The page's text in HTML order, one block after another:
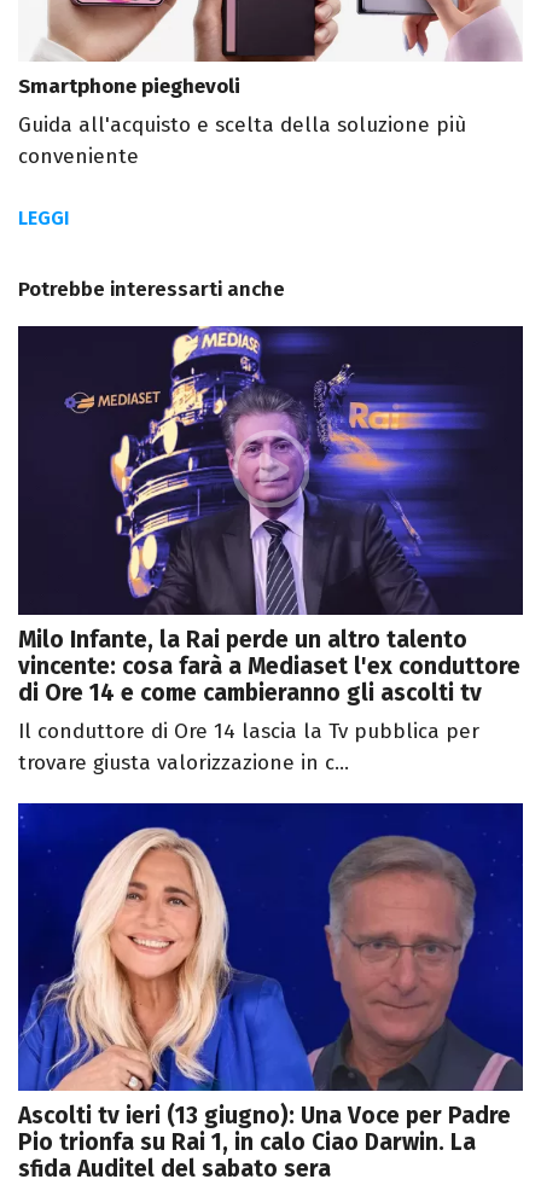
Smartphone pieghevoli
Guida all'acquisto e scelta della soluzione più
conveniente
LEGGI
Potrebbe interessarti anche
Milo Infante, la Rai perde un altro talento
vincente: cosa farà a Mediaset l'ex conduttore
di Ore 14 e come cambieranno gli ascolti tv
Il conduttore di Ore 14 lascia la Tv pubblica per
trovare giusta valorizzazione in c...
Ascolti tv ieri (13 giugno): Una Voce per Padre
Pio trionfa su Rai 1, in calo Ciao Darwin. La
sfida Auditel del sabato sera